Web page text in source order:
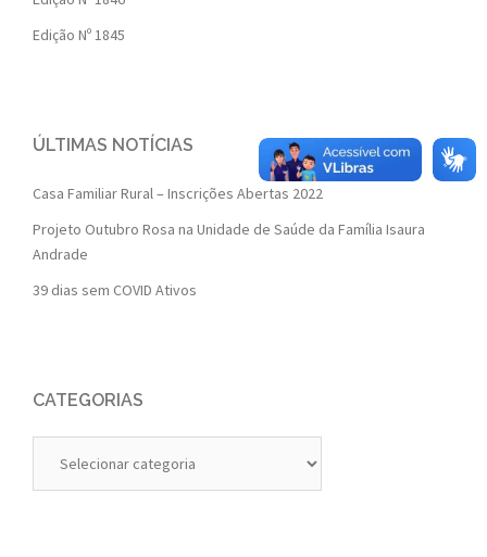
Edição Nº 1845
ÚLTIMAS NOTÍCIAS
Casa Familiar Rural – Inscrições Abertas 2022
Projeto Outubro Rosa na Unidade de Saúde da Família Isaura
Andrade
39 dias sem COVID Ativos
CATEGORIAS